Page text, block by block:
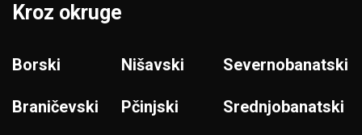
Kroz okruge
Borski
Braničevski
Nišavski
Pčinjski
Severnobanatski
Srednjobanatski